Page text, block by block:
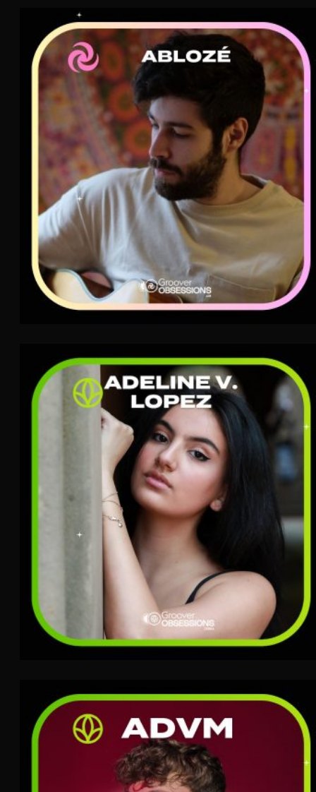
Ablozé
Electro House
Adeline V. Lopez
TERRA
ADVM